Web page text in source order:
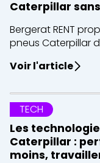
Caterpillar
Bergerat RENT
pneus Caterpillar
Voir l'article
TECH
Les
Caterpillar :
moins,